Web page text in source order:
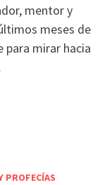
mentor y
meses de
para mirar hacia
PROFECÍAS